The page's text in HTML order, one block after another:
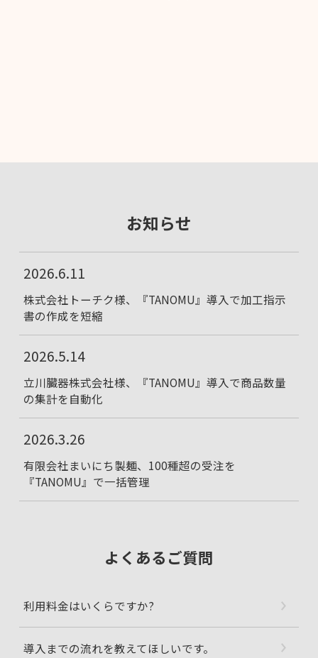
お知らせ
2026.6.11
株式会社トーチク様、『TANOMU』導入で加工指示
書の作成を短縮
2026.5.14
立川臓器株式会社様、『TANOMU』導入で商品数量
の集計を自動化
2026.3.26
有限会社まいにち製麺、100種超の受注を
『TANOMU』で一括管理
よくあるご質問
利用料金はいくらですか?
導入までの流れを教えてほしいです。